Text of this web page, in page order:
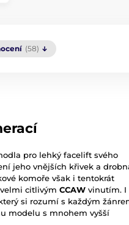
(58)
pro lehký facelift svého
jeho vnějších křivek a
komoře však i tentokrát
citlivým CCAW vinutím. I
si rozumí s každým
modelu s mnohem vyšší